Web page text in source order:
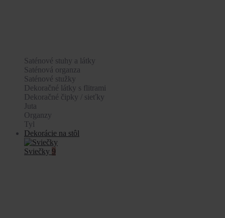
Saténové stuhy a látky
Saténová organza
Saténové stužky
Dekoračné látky s flitrami
Dekoračné čipky / sieťky
Juta
Organzy
Tyl
Dekorácie na stôl
Sviečky 9